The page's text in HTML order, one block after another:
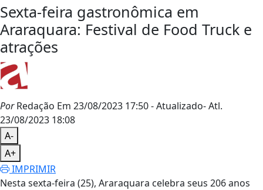
Sexta-feira gastronômica em
Araraquara: Festival de Food Truck e
atrações
PorRedação Em 23/08/2023 17:50- Atualizado- Atl.
23/08/2023 18:08
A-
A+
IMPRIMIR
Nesta sexta-feira (25), Araraquara celebra seus 206 anos